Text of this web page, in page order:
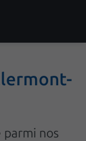
parmi nos